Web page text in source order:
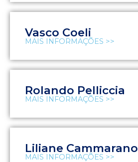
Vasco Coeli
MAIS INFORMAÇÕES >>
Rolando Pelliccia
MAIS INFORMAÇÕES >>
Liliane Cammarano
MAIS INFORMAÇÕES >>